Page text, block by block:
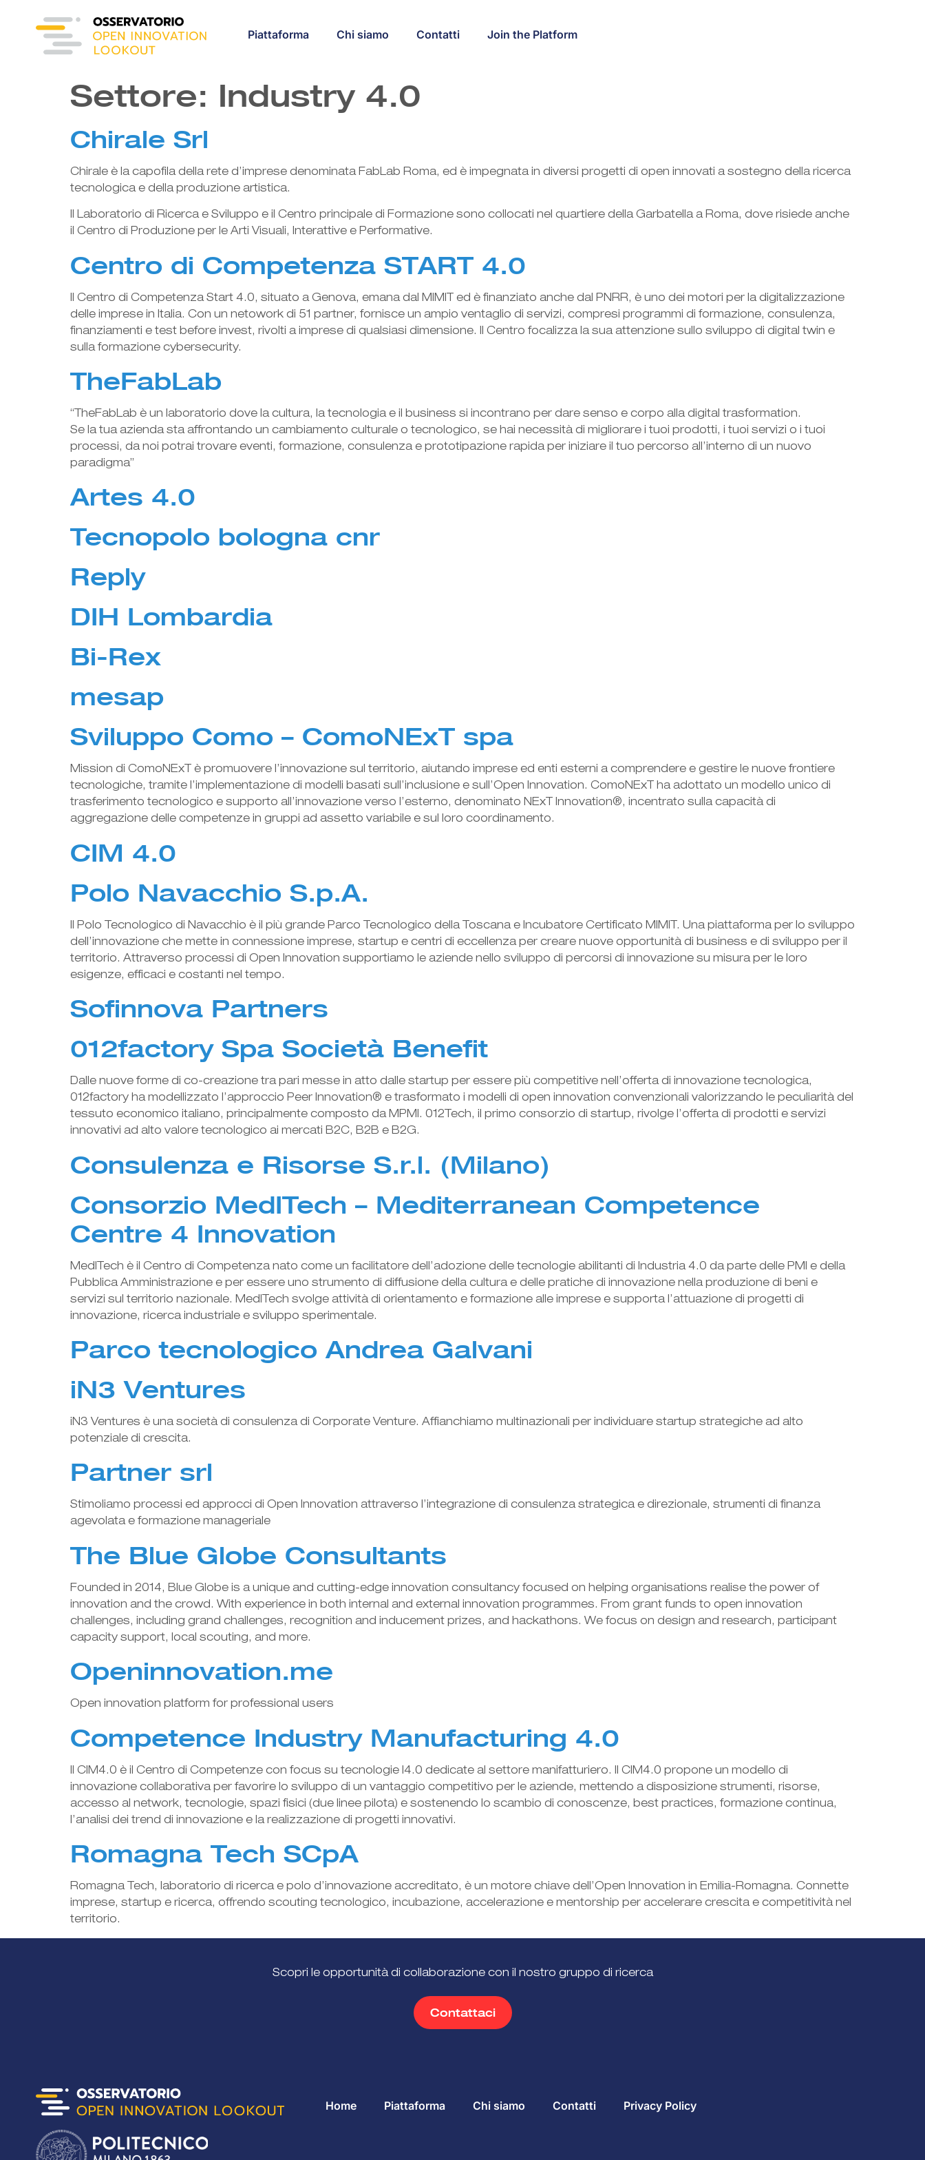
Piattaforma Chi siamo Contatti Join the Platform
Settore: Industry 4.0
Chirale Srl
Chirale è la capofila della rete d’imprese denominata FabLab Roma, ed è impegnata in diversi progetti di open innovati a sostegno della ricerca
tecnologica e della produzione artistica.
Il Laboratorio di Ricerca e Sviluppo e il Centro principale di Formazione sono collocati nel quartiere della Garbatella a Roma, dove risiede anche
il Centro di Produzione per le Arti Visuali, Interattive e Performative.
Centro di Competenza START 4.0
Il Centro di Competenza Start 4.0, situato a Genova, emana dal MIMIT ed è finanziato anche dal PNRR, è uno dei motori per la digitalizzazione
delle imprese in Italia. Con un netowork di 51 partner, fornisce un ampio ventaglio di servizi, compresi programmi di formazione, consulenza,
finanziamenti e test before invest, rivolti a imprese di qualsiasi dimensione. Il Centro focalizza la sua attenzione sullo sviluppo di digital twin e
sulla formazione cybersecurity.
TheFabLab
“TheFabLab è un laboratorio dove la cultura, la tecnologia e il business si incontrano per dare senso e corpo alla digital trasformation.
Se la tua azienda sta affrontando un cambiamento culturale o tecnologico, se hai necessità di migliorare i tuoi prodotti, i tuoi servizi o i tuoi
processi, da noi potrai trovare eventi, formazione, consulenza e prototipazione rapida per iniziare il tuo percorso all’interno di un nuovo
paradigma”
Artes 4.0
Tecnopolo bologna cnr
Reply
DIH Lombardia
Bi-Rex
mesap
Sviluppo Como – ComoNExT spa
Mission di ComoNExT è promuovere l’innovazione sul territorio, aiutando imprese ed enti esterni a comprendere e gestire le nuove frontiere
tecnologiche, tramite l’implementazione di modelli basati sull’inclusione e sull’Open Innovation. ComoNExT ha adottato un modello unico di
trasferimento tecnologico e supporto all’innovazione verso l’esterno, denominato NExT Innovation®, incentrato sulla capacità di
aggregazione delle competenze in gruppi ad assetto variabile e sul loro coordinamento.
CIM 4.0
Polo Navacchio S.p.A.
Il Polo Tecnologico di Navacchio è il più grande Parco Tecnologico della Toscana e Incubatore Certificato MIMIT. Una piattaforma per lo sviluppo
dell’innovazione che mette in connessione imprese, startup e centri di eccellenza per creare nuove opportunità di business e di sviluppo per il
territorio. Attraverso processi di Open Innovation supportiamo le aziende nello sviluppo di percorsi di innovazione su misura per le loro
esigenze, efficaci e costanti nel tempo.
Sofinnova Partners
012factory Spa Società Benefit
Dalle nuove forme di co-creazione tra pari messe in atto dalle startup per essere più competitive nell’offerta di innovazione tecnologica,
012factory ha modellizzato l’approccio Peer Innovation® e trasformato i modelli di open innovation convenzionali valorizzando le peculiarità del
tessuto economico italiano, principalmente composto da MPMI. 012Tech, il primo consorzio di startup, rivolge l’offerta di prodotti e servizi
innovativi ad alto valore tecnologico ai mercati B2C, B2B e B2G.
Consulenza e Risorse S.r.l. (Milano)
Consorzio MedITech – Mediterranean Competence
Centre 4 Innovation
MedITech è il Centro di Competenza nato come un facilitatore dell’adozione delle tecnologie abilitanti di Industria 4.0 da parte delle PMI e della
Pubblica Amministrazione e per essere uno strumento di diffusione della cultura e delle pratiche di innovazione nella produzione di beni e
servizi sul territorio nazionale. MedITech svolge attività di orientamento e formazione alle imprese e supporta l’attuazione di progetti di
innovazione, ricerca industriale e sviluppo sperimentale.
Parco tecnologico Andrea Galvani
iN3 Ventures
iN3 Ventures è una società di consulenza di Corporate Venture. Affianchiamo multinazionali per individuare startup strategiche ad alto
potenziale di crescita.
Partner srl
Stimoliamo processi ed approcci di Open Innovation attraverso l’integrazione di consulenza strategica e direzionale, strumenti di finanza
agevolata e formazione manageriale
The Blue Globe Consultants
Founded in 2014, Blue Globe is a unique and cutting-edge innovation consultancy focused on helping organisations realise the power of
innovation and the crowd. With experience in both internal and external innovation programmes. From grant funds to open innovation
challenges, including grand challenges, recognition and inducement prizes, and hackathons. We focus on design and research, participant
capacity support, local scouting, and more.
Openinnovation.me
Open innovation platform for professional users
Competence Industry Manufacturing 4.0
Il CIM4.0 è il Centro di Competenze con focus su tecnologie I4.0 dedicate al settore manifatturiero. Il CIM4.0 propone un modello di
innovazione collaborativa per favorire lo sviluppo di un vantaggio competitivo per le aziende, mettendo a disposizione strumenti, risorse,
accesso al network, tecnologie, spazi fisici (due linee pilota) e sostenendo lo scambio di conoscenze, best practices, formazione continua,
l’analisi dei trend di innovazione e la realizzazione di progetti innovativi.
Romagna Tech SCpA
Romagna Tech, laboratorio di ricerca e polo d’innovazione accreditato, è un motore chiave dell’Open Innovation in Emilia-Romagna. Connette
imprese, startup e ricerca, offrendo scouting tecnologico, incubazione, accelerazione e mentorship per accelerare crescita e competitività nel
territorio.
Scopri le opportunità di collaborazione con il nostro gruppo di ricerca
Contattaci
Home Piattaforma Chi siamo Contatti Privacy Policy